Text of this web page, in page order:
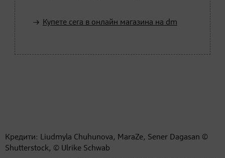
Купете сега в онлайн магазина на dm
Кредити: Liudmyla Chuhunova, MaraZe, Sener Dagasan ©
Shutterstock, © Ulrike Schwab